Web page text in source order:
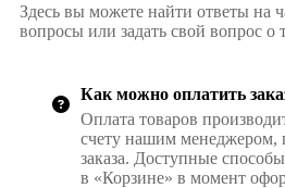
Здесь вы можете найти ответы на
вопросы или задать свой вопрос о
Как можно оплатить
Оплата товаров
счету нашим менеджером,
заказа. Доступные
в «Корзине» в момент